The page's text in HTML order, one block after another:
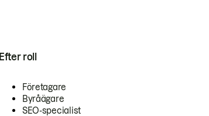
Efter roll
Företagare
Byråägare
SEO-specialist